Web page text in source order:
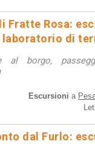
Fratte Rosa:
laboratorio di
al borgo,
Escursioni a
dal Furlo: